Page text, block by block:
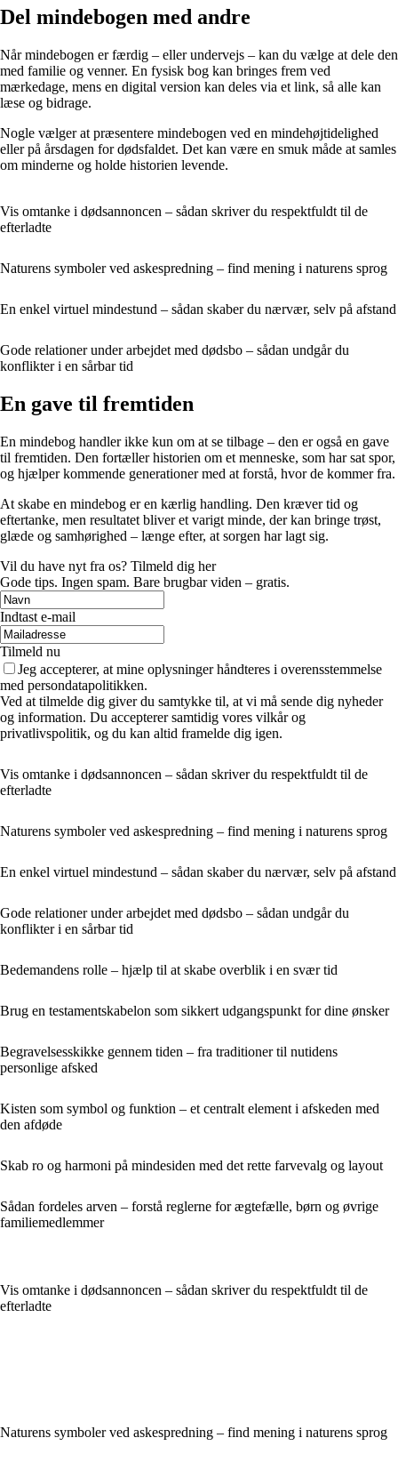
Del mindebogen med andre
Når mindebogen er færdig – eller undervejs – kan du vælge at dele den
med familie og venner. En fysisk bog kan bringes frem ved
mærkedage, mens en digital version kan deles via et link, så alle kan
læse og bidrage.
Nogle vælger at præsentere mindebogen ved en mindehøjtidelighed
eller på årsdagen for dødsfaldet. Det kan være en smuk måde at samles
om minderne og holde historien levende.
Vis omtanke i dødsannoncen – sådan skriver du respektfuldt til de
efterladte
Naturens symboler ved askespredning – find mening i naturens sprog
En enkel virtuel mindestund – sådan skaber du nærvær, selv på afstand
Gode relationer under arbejdet med dødsbo – sådan undgår du
konflikter i en sårbar tid
En gave til fremtiden
En mindebog handler ikke kun om at se tilbage – den er også en gave
til fremtiden. Den fortæller historien om et menneske, som har sat spor,
og hjælper kommende generationer med at forstå, hvor de kommer fra.
At skabe en mindebog er en kærlig handling. Den kræver tid og
eftertanke, men resultatet bliver et varigt minde, der kan bringe trøst,
glæde og samhørighed – længe efter, at sorgen har lagt sig.
Vil du have nyt fra os? Tilmeld dig her
Gode tips. Ingen spam. Bare brugbar viden – gratis.
Indtast e-mail
Tilmeld nu
Jeg accepterer, at mine oplysninger håndteres i overensstemmelse
med persondatapolitikken.
Ved at tilmelde dig giver du samtykke til, at vi må sende dig nyheder
og information. Du accepterer samtidig vores vilkår og
privatlivspolitik, og du kan altid framelde dig igen.
Vis omtanke i dødsannoncen – sådan skriver du respektfuldt til de
efterladte
Naturens symboler ved askespredning – find mening i naturens sprog
En enkel virtuel mindestund – sådan skaber du nærvær, selv på afstand
Gode relationer under arbejdet med dødsbo – sådan undgår du
konflikter i en sårbar tid
Bedemandens rolle – hjælp til at skabe overblik i en svær tid
Brug en testamentskabelon som sikkert udgangspunkt for dine ønsker
Begravelsesskikke gennem tiden – fra traditioner til nutidens
personlige afsked
Kisten som symbol og funktion – et centralt element i afskeden med
den afdøde
Skab ro og harmoni på mindesiden med det rette farvevalg og layout
Sådan fordeles arven – forstå reglerne for ægtefælle, børn og øvrige
familiemedlemmer
Vis omtanke i dødsannoncen – sådan skriver du respektfuldt til de
efterladte
Naturens symboler ved askespredning – find mening i naturens sprog